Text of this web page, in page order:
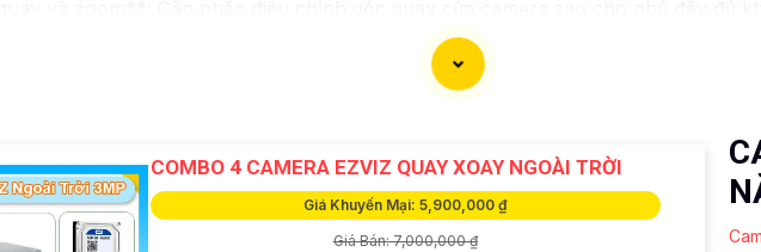
Đảm bảo camera IP được thiết lập bảo mật mạnh, như đổi mật khẩu mặc
Xác định phương pháp lưu trữ hình ảnh, có thể lưu trữ trên đám mây hoặc thiết
trên sẽ giúp bạn hiểu rõ hơn về việc lắp đặt Camera IP Hình Sát Nét. Nếu cần
hỏi để được tư vấn chi tiết hơn nhé!
COMBO 4 CAMERA EZVIZ QUAY XOAY NGOÀI TRỜI
Giá Khuyến Mại: 5,900,000 ₫
Giá Bán: 7,000,000 ₫